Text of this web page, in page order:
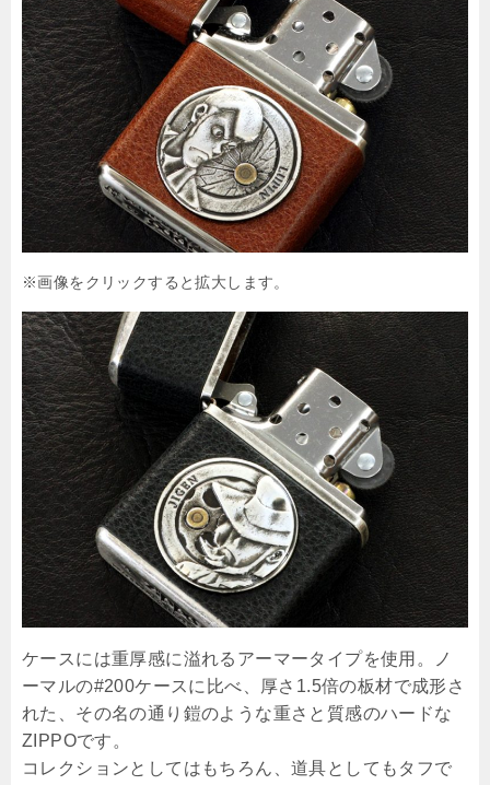
※画像をクリックすると拡大します。
ケースには重厚感に溢れるアーマータイプを使用。ノ
ーマルの#200ケースに比べ、厚さ1.5倍の板材で成形さ
れた、その名の通り鎧のような重さと質感のハードな
ZIPPOです。
コレクションとしてはもちろん、道具としてもタフで